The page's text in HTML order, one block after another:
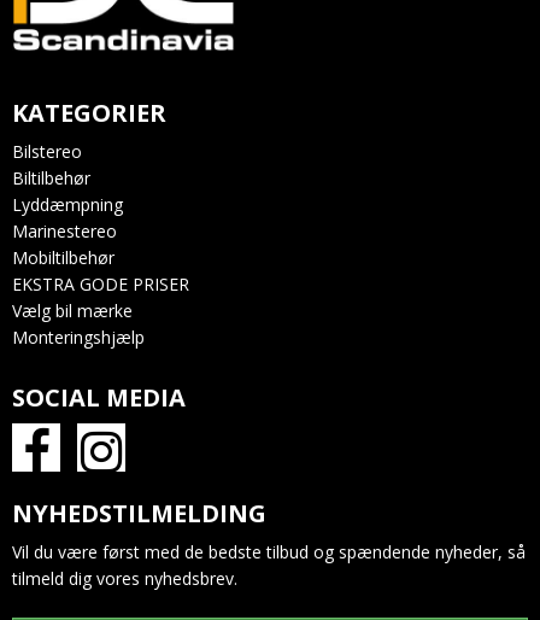
KATEGORIER
Bilstereo
Biltilbehør
Lyddæmpning
Marinestereo
Mobiltilbehør
EKSTRA GODE PRISER
Vælg bil mærke
Monteringshjælp
SOCIAL MEDIA
NYHEDSTILMELDING
Vil du være først med de bedste tilbud og spændende nyheder, så
tilmeld dig vores nyhedsbrev.